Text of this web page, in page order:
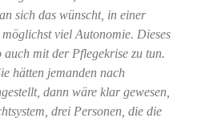
sich das wünscht, in einer
viel Autonomie. Dieses
mit der Pflegekrise zu tun.
hätten jemanden nach
dann wäre klar gewesen,
drei Personen, die die